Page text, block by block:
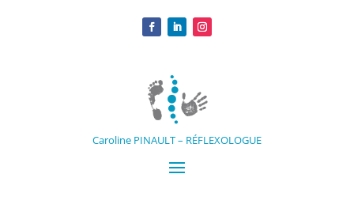
Caroline PINAULT – RÉFLEXOLOGUE